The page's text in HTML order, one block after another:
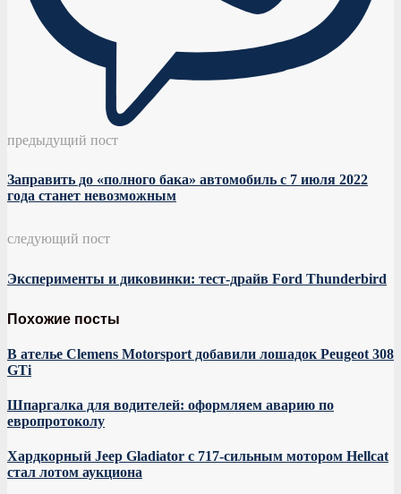
предыдущий пост
Заправить до «полного бака» автомобиль с 7 июля 2022
года станет невозможным
следующий пост
Эксперименты и диковинки: тест-драйв Ford Thunderbird
Похожие посты
В ателье Clemens Motorsport добавили лошадок Peugeot 308
GTi
Шпаргалка для водителей: оформляем аварию по
европротоколу
Хардкорный Jeep Gladiator с 717-сильным мотором Hellcat
стал лотом аукциона